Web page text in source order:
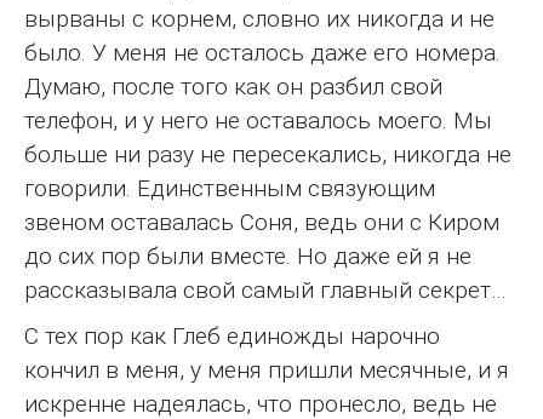
вырваны с корнем, словно их никогда и не
было. У меня не осталось даже его номера.
Думаю, после того как он разбил свой
телефон, и у него не оставалось моего. Мы
больше ни разу не пересекались, никогда не
говорили. Единственным связующим
звеном оставалась Соня, ведь они с Киром
до сих пор были вместе. Но даже ей я не
рассказывала свой самый главный секрет…
С тех пор как Глеб единожды нарочно
кончил в меня, у меня пришли месячные, и я
искренне надеялась, что пронесло, ведь не